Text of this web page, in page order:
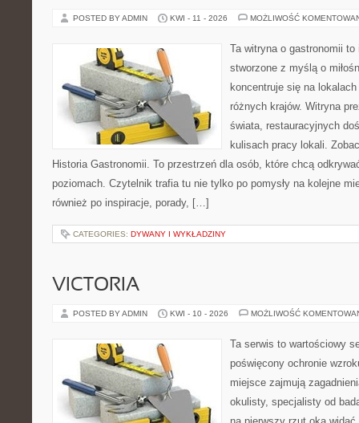
POSTED BY ADMIN KWI - 11 - 2026 MOŻLIWOŚĆ
Ta witryna o gastronomii
stworzone z myślą o
koncentruje się na
różnych krajów. Witryna
świata, restauracyjnych
kulisach pracy lokali.
Historia Gastronomii. To przestrzeń dla osób, które chcą
poziomach. Czytelnik trafia tu nie tylko po pomysły na kolejne
również po inspiracje, porady, […]
CATEGORIES: DYWANY I WYKŁADZINY
VICTORIA
POSTED BY ADMIN KWI - 10 - 2026 MOŻLIWOŚĆ
Ta serwis to wartościowy
poświęcony ochronie
miejsce zajmują
okulisty, specjalisty od